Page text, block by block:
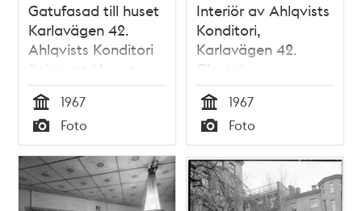
Gatufasad till huset
Karlavägen 42.
Ahlqvists Konditori
är inrymt i huset
Tid
1967
Typ
Foto
Interiör av Ahlqvists
Konditori,
Karlavägen 42.
Glastak
Tid
1967
Typ
Foto